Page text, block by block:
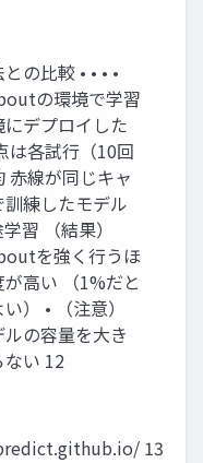
の比較 • • • •
の環境で学習
デプロイした
は各試行（10回
赤線が同じキャ
練したモデル
習 （結果）
を強く行うほ
高い （1%だと
） • （注意）
の容量を大き
ない 12
13